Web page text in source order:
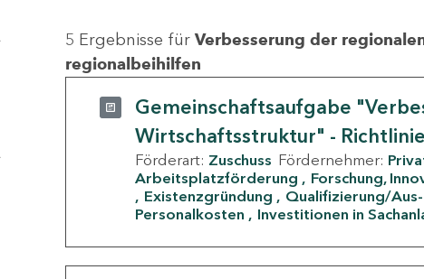
5 Ergebnisse für Verbesserung der
regionalbeihilfen
Gemeinschaftsaufgabe
Wirtschaftsstruktur" - Richtlinie
Förderart: Zuschuss Fördernehmer:
Arbeitsplatzförderung
Forschung,
Existenzgründung
Qualifizierung/
Personalkosten
Investitionen in